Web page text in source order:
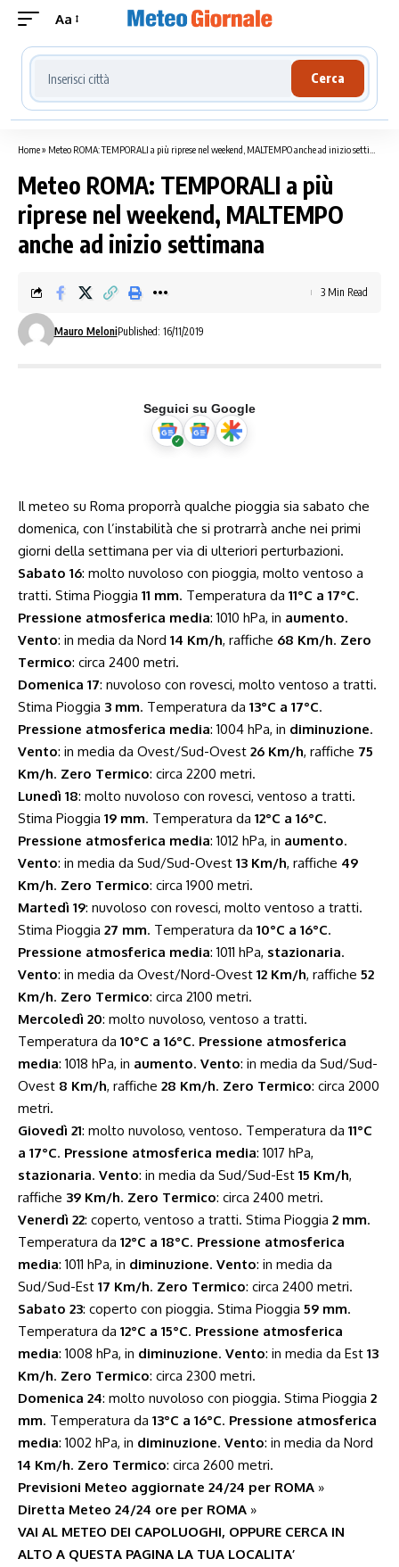
Aa
Cerca località meteo
Cerca
Home» Meteo ROMA: TEMPORALI a più riprese nel weekend, MALTEMPO anche ad inizio settimana
Meteo ROMA: TEMPORALI a più
riprese nel weekend, MALTEMPO
anche ad inizio settimana
Mauro MeloniPublished: 16/11/2019
3 Min Read
Seguici su Google
Il meteo su Roma proporrà qualche pioggia sia sabato che
domenica, con l’instabilità che si protrarrà anche nei primi
giorni della settimana per via di ulteriori perturbazioni.
Sabato 16: molto nuvoloso con pioggia, molto ventoso a
tratti. Stima Pioggia 11 mm. Temperatura da 11°C a 17°C.
Pressione atmosferica media: 1010 hPa, in aumento.
Vento: in media da Nord 14 Km/h, raffiche 68 Km/h. Zero
Termico: circa 2400 metri.
Domenica 17: nuvoloso con rovesci, molto ventoso a tratti.
Stima Pioggia 3 mm. Temperatura da 13°C a 17°C.
Pressione atmosferica media: 1004 hPa, in diminuzione.
Vento: in media da Ovest/Sud-Ovest 26 Km/h, raffiche 75
Km/h. Zero Termico: circa 2200 metri.
Lunedì 18: molto nuvoloso con rovesci, ventoso a tratti.
Stima Pioggia 19 mm. Temperatura da 12°C a 16°C.
Pressione atmosferica media: 1012 hPa, in aumento.
Vento: in media da Sud/Sud-Ovest 13 Km/h, raffiche 49
Km/h. Zero Termico: circa 1900 metri.
Martedì 19: nuvoloso con rovesci, molto ventoso a tratti.
Stima Pioggia 27 mm. Temperatura da 10°C a 16°C.
Pressione atmosferica media: 1011 hPa, stazionaria.
Vento: in media da Ovest/Nord-Ovest 12 Km/h, raffiche 52
Km/h. Zero Termico: circa 2100 metri.
Mercoledì 20: molto nuvoloso, ventoso a tratti.
Temperatura da 10°C a 16°C. Pressione atmosferica
media: 1018 hPa, in aumento. Vento: in media da Sud/Sud-
Ovest 8 Km/h, raffiche 28 Km/h. Zero Termico: circa 2000
metri.
Giovedì 21: molto nuvoloso, ventoso. Temperatura da 11°C
a 17°C. Pressione atmosferica media: 1017 hPa,
stazionaria. Vento: in media da Sud/Sud-Est 15 Km/h,
raffiche 39 Km/h. Zero Termico: circa 2400 metri.
Venerdì 22: coperto, ventoso a tratti. Stima Pioggia 2 mm.
Temperatura da 12°C a 18°C. Pressione atmosferica
media: 1011 hPa, in diminuzione. Vento: in media da
Sud/Sud-Est 17 Km/h. Zero Termico: circa 2400 metri.
Sabato 23: coperto con pioggia. Stima Pioggia 59 mm.
Temperatura da 12°C a 15°C. Pressione atmosferica
media: 1008 hPa, in diminuzione. Vento: in media da Est 13
Km/h. Zero Termico: circa 2300 metri.
Domenica 24: molto nuvoloso con pioggia. Stima Pioggia 2
mm. Temperatura da 13°C a 16°C. Pressione atmosferica
media: 1002 hPa, in diminuzione. Vento: in media da Nord
14 Km/h. Zero Termico: circa 2600 metri.
Previsioni Meteo aggiornate 24/24 per ROMA »
Diretta Meteo 24/24 ore per ROMA »
VAI AL METEO DEI CAPOLUOGHI, OPPURE CERCA IN
ALTO A QUESTA PAGINA LA TUA LOCALITA’